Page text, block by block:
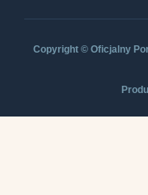
Copyright © Oficjalny